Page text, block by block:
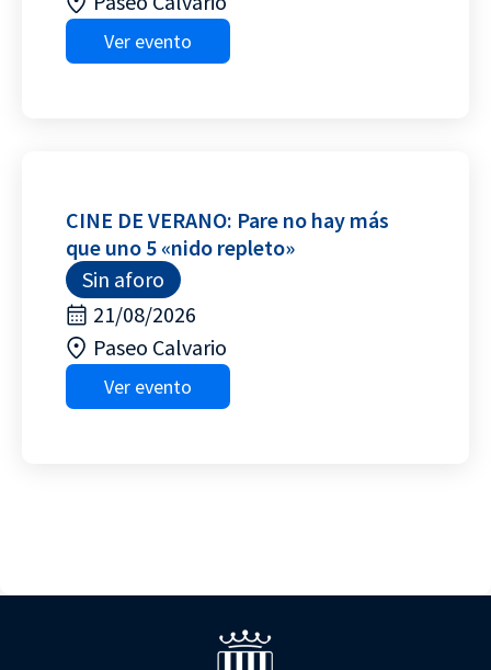
Ver evento
CINE DE VERANO: Pare no hay más
que uno 5 «nido repleto»
Sin aforo
21/08/2026
Paseo Calvario
Ver evento